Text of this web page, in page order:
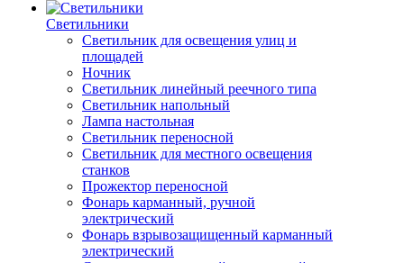
Светильники
Светильник для освещения улиц и
площадей
Ночник
Светильник линейный реечного типа
Светильник напольный
Лампа настольная
Светильник переносной
Светильник для местного освещения
станков
Прожектор переносной
Фонарь карманный, ручной
электрический
Фонарь взрывозащищенный карманный
электрический